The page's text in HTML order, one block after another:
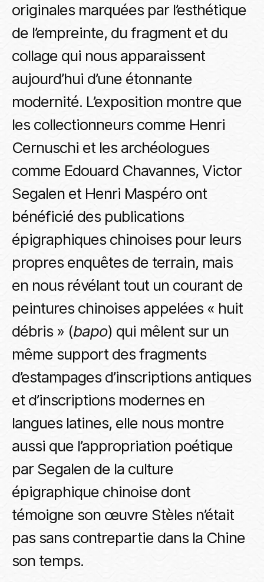
originales marquées par l’esthétique
de l’empreinte, du fragment et du
collage qui nous apparaissent
aujourd’hui d’une étonnante
modernité. L’exposition montre que
les collectionneurs comme Henri
Cernuschi et les archéologues
comme Edouard Chavannes, Victor
Segalen et Henri Maspéro ont
bénéficié des publications
épigraphiques chinoises pour leurs
propres enquêtes de terrain, mais
en nous révélant tout un courant de
peintures chinoises appelées « huit
débris » (bapo) qui mêlent sur un
même support des fragments
d’estampages d’inscriptions antiques
et d’inscriptions modernes en
langues latines, elle nous montre
aussi que l’appropriation poétique
par Segalen de la culture
épigraphique chinoise dont
témoigne son œuvre Stèles n’était
pas sans contrepartie dans la Chine
son temps.